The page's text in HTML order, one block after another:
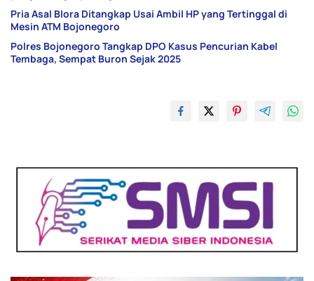
Pria Asal Blora Ditangkap Usai Ambil HP yang Tertinggal di
Mesin ATM Bojonegoro
Polres Bojonegoro Tangkap DPO Kasus Pencurian Kabel
Tembaga, Sempat Buron Sejak 2025